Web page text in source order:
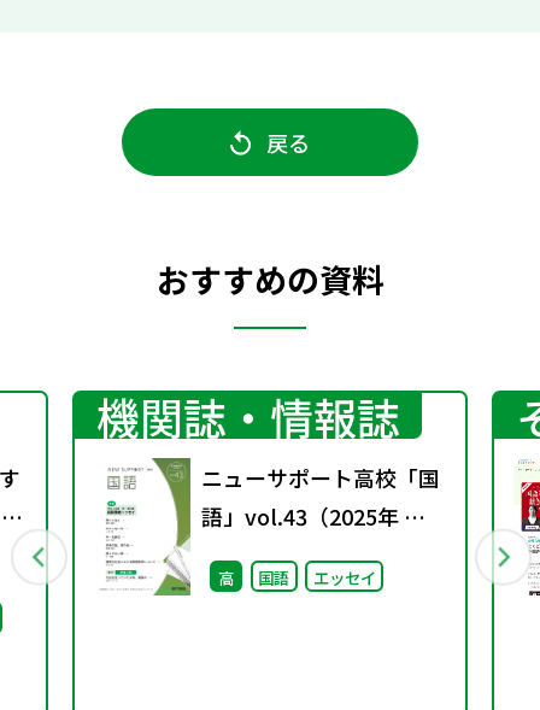
戻る
おすすめの資料
機関誌・情報誌
ニューサポート高校「国
語」vol.43（2025年 春
号）
高 国語 エッセイ